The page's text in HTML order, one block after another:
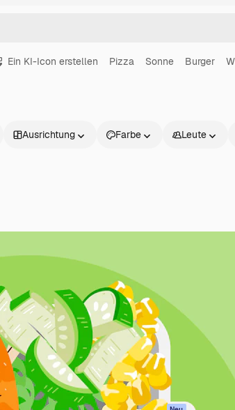
Ein KI-Icon erstellen Pizza Sonne Burger
Ausrichtung Farbe Leute
Produkte
Spaces
KI-Assistent
KI-Bildgenerator
KI-Videogenerator
KI-
Loslegen
Academy
Dokumentation
Support
AGB
Datenschutzerklärung